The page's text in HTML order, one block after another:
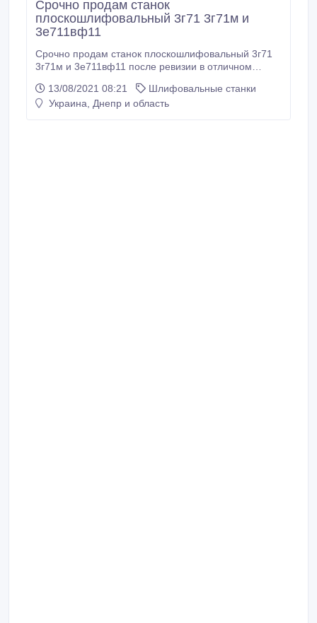
Срочно продам станок
плоскошлифовальный 3г71 3г71м и
3е711вф11
Срочно продам станок плоскошлифовальный 3г71
3г71м и 3е711вф11 после ревизии в отличном
13/08/2021 08:21
Шлифовальные станки
Украина, Днепр и область